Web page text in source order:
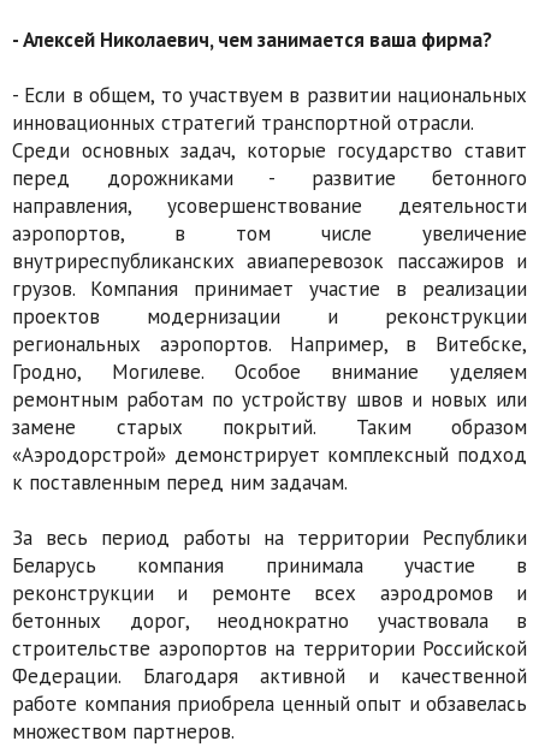
- Алексей Николаевич, чем занимается ваша фирма?
- Если в общем, то участвуем в развитии национальных
инновационных стратегий транспортной отрасли.
Среди основных задач, которые государство ставит
перед дорожниками - развитие бетонного
направления, усовершенствование деятельности
аэропортов, в том числе увеличение
внутриреспубликанских авиаперевозок пассажиров и
грузов. Компания принимает участие в реализации
проектов модернизации и реконструкции
региональных аэропортов. Например, в Витебске,
Гродно, Могилеве. Особое внимание уделяем
ремонтным работам по устройству швов и новых или
замене старых покрытий. Таким образом
«Аэродорстрой» демонстрирует комплексный подход
к поставленным перед ним задачам.
За весь период работы на территории Республики
Беларусь компания принимала участие в
реконструкции и ремонте всех аэродромов и
бетонных дорог, неоднократно участвовала в
строительстве аэропортов на территории Российской
Федерации. Благодаря активной и качественной
работе компания приобрела ценный опыт и обзавелась
множеством партнеров.